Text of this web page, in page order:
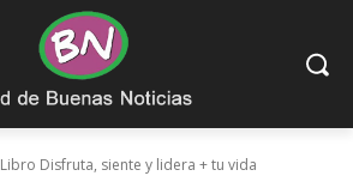
Libro Disfruta, siente y lidera + tu vida